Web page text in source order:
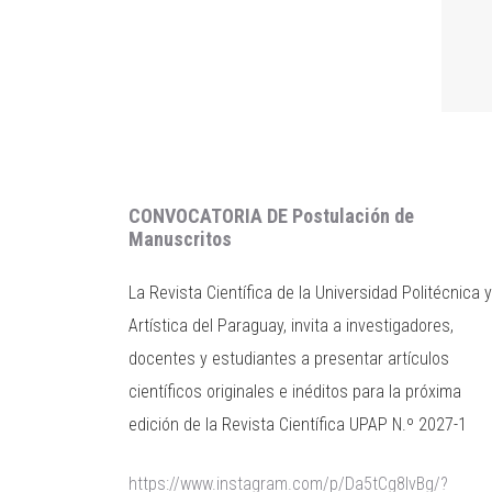
Avisos
CONVOCATORIA DE Postulación de
Manuscritos
La Revista Científica de la Universidad Politécnica y
Artística del Paraguay, invita a investigadores,
docentes y estudiantes a presentar artículos
científicos originales e inéditos para la próxima
edición de la Revista Científica UPAP N.º 2027-1
https://www.instagram.com/p/Da5tCg8lvBg/?